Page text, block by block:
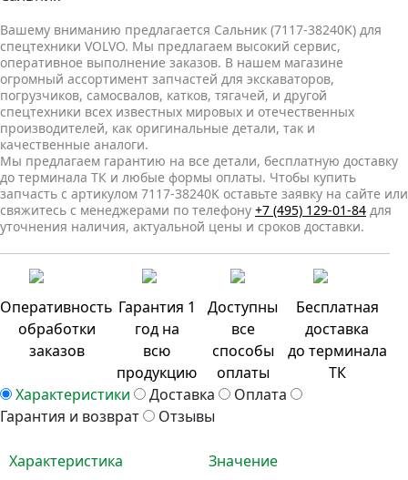
Вашему вниманию предлагается Сальник (7117-38240K) для
спецтехники VOLVO. Мы предлагаем высокий сервис,
оперативное выполнение заказов. В нашем магазине
огромный ассортимент запчастей для экскаваторов,
погрузчиков, самосвалов, катков, тягачей, и другой
спецтехники всех известных мировых и отечественных
производителей, как оригинальные детали, так и
качественные аналоги.
Мы предлагаем гарантию на все детали, бесплатную доставку
до терминала ТК и любые формы оплаты. Чтобы купить
запчасть с артикулом 7117-38240K оставьте заявку на сайте или
свяжитесь с менеджерами по телефону +7 (495) 129-01-84 для
уточнения наличия, актуальной цены и сроков доставки.
Оперативность
обработки
заказов
Гарантия 1
год на
всю
продукцию
Доступны
все
способы
оплаты
Бесплатная
доставка
до терминала
ТК
Характеристики
Доставка
Оплата
Гарантия и возврат
Отзывы
Характеристика
Значение